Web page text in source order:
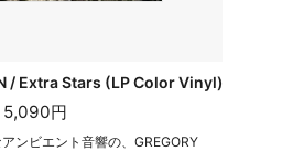
/ Extra Stars (LP Color Vinyl)
5,090円
ンビエント音響の、GREGORY